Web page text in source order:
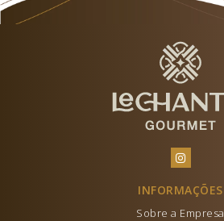
INFORMAÇÕES
Sobre a Empresa